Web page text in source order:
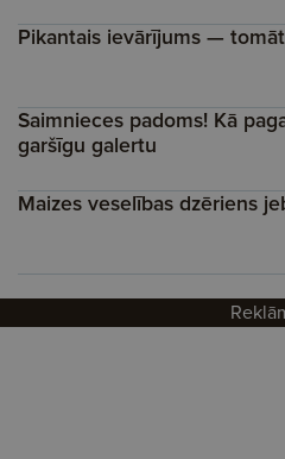
Pikantais ievārījums —
Saimnieces padoms! Kā
garšīgu galertu
Maizes veselības dzēriens